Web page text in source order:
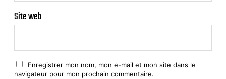
Site web
Enregistrer mon nom, mon e-mail et mon site dans le
navigateur pour mon prochain commentaire.